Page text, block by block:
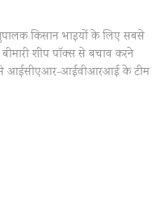
किसान भाइयों के लिए सबसे
शीप पॉक्स से बचाव करने
आईसीएआर-आईवीआरआई के टीम